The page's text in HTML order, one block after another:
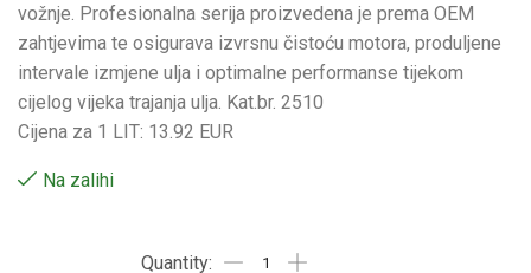
vožnje. Profesionalna serija proizvedena je prema OEM
zahtjevima te osigurava izvrsnu čistoću motora, produljene
intervale izmjene ulja i optimalne performanse tijekom
cijelog vijeka trajanja ulja. Kat.br. 2510
Cijena za 1 LIT: 13.92 EUR
Na zalihi